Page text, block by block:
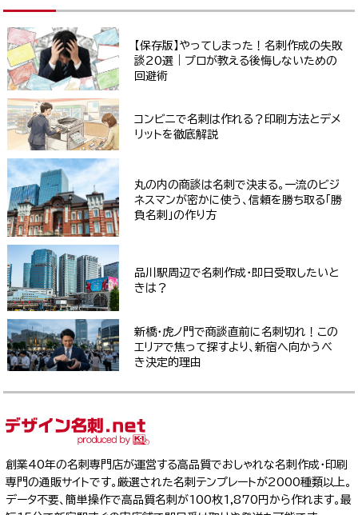
【保存版】やってしまった！名刺作成の失敗
談20選｜プロが教える後悔しないための
回避術
コンビニで名刺は作れる？印刷方法とデメ
リットを徹底解説
丸の内の商談は名刺で決まる。一流のビジ
ネスマンが密かに使う、信頼を勝ち取る「勝
負名刺」の作り方
品川駅周辺で名刺作成・即日受取したいと
きは？
新橋・虎ノ門で商談直前に名刺切れ！この
エリアで焦って探すより、新宿へ向かうべ
き決定的理由
創業40年の名刺専門店が運営する高品質でおしゃれな名刺作成・印刷
専門の通販サイトです。厳選された名刺テンプレートが2000種類以上。
データ不要、簡単操作で高品質名刺が100枚1,870円から作れます。最